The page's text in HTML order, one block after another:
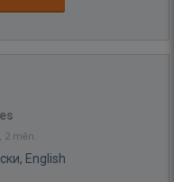
2 mēn.
English